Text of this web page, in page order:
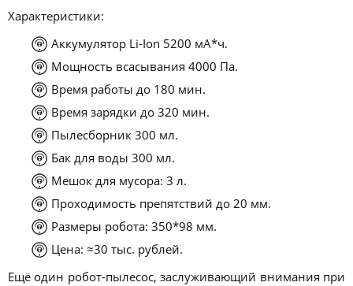
Характеристики:
Аккумулятор Li-Ion 5200 мА*ч.
Мощность всасывания 4000 Па.
Время работы до 180 мин.
Время зарядки до 320 мин.
Пылесборник 300 мл.
Бак для воды 300 мл.
Мешок для мусора: 3 л.
Проходимость препятствий до 20 мм.
Размеры робота: 350*98 мм.
Цена: ≈30 тыс. рублей.
Ещё один робот-пылесос, заслуживающий внимания при